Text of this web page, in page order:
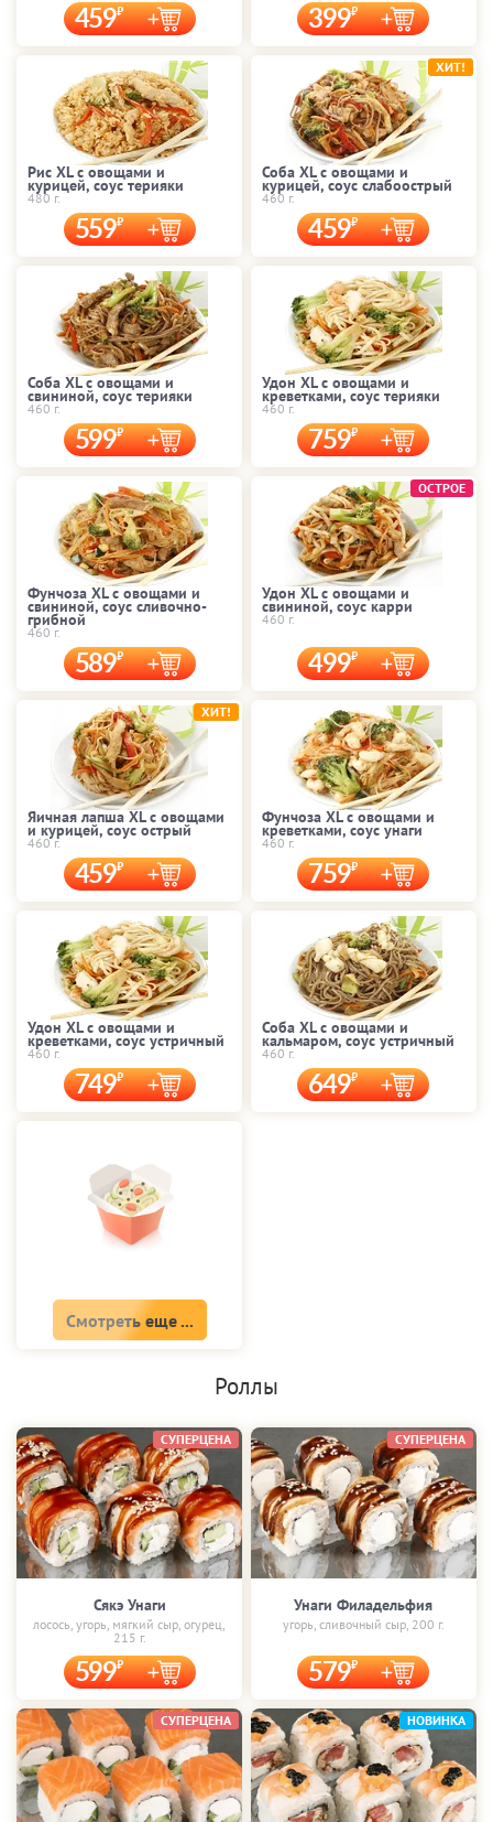
459 399
Рис XL с овощами и
курицей, соус терияки
480 г.
559
Соба XL с овощами и
курицей, соус слабоострый
460 г.
459
ХИТ!
Соба XL с овощами и
свининой, соус терияки
460 г.
599
Удон XL с овощами и
креветками, соус терияки
460 г.
759
Фунчоза XL с овощами и
свининой, соус сливочно-
грибной
460 г.
589
Удон XL с овощами и
свининой, соус карри
460 г.
499
ОСТРОЕ
Яичная лапша XL с овощами
и курицей, соус острый
460 г.
459
ХИТ!
Фунчоза XL с овощами и
креветками, соус унаги
460 г.
759
Удон XL с овощами и
креветками, соус устричный
460 г.
749
Соба XL с овощами и
кальмаром, соус устричный
460 г.
649
Смотреть еще ...
Роллы
Сякэ Унаги
лосось, угорь, мягкий сыр, огурец,
215 г.
599
СУПЕРЦЕНА
Унаги Филадельфия
угорь, сливочный сыр, 200 г.
579
СУПЕРЦЕНА
СУПЕРЦЕНА НОВИНКА